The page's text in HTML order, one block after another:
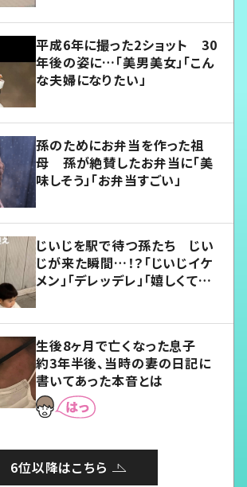
平成6年に撮った2ショット 30
年後の姿に…「美男美女」「こん
な夫婦になりたい」
孫のためにお弁当を作った祖
母 孫が絶賛したお弁当に「美
味しそう」「お弁当すごい」
じいじを駅で待つ孫たち じい
じが来た瞬間…！？「じいじイケ
メン」「デレッデレ」「嬉しくて可
生後8ヶ月で亡くなった息子
約3年半後、当時の妻の日記に
書いてあった本音とは
6位以降はこちら